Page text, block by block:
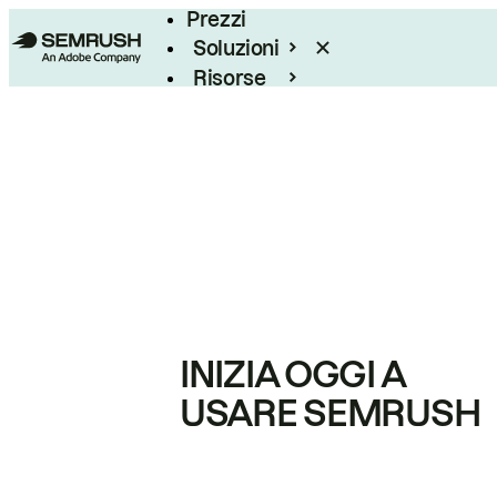
Prezzi
Soluzioni
Risorse
INIZIA OGGI A
USARE SEMRUSH